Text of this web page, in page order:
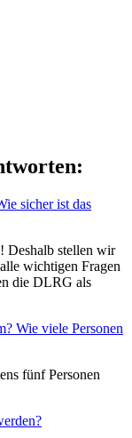
sicher ist das
Deshalb stellen wir
wichtigen Fragen
die DLRG als
Wie viele Personen
fünf Personen